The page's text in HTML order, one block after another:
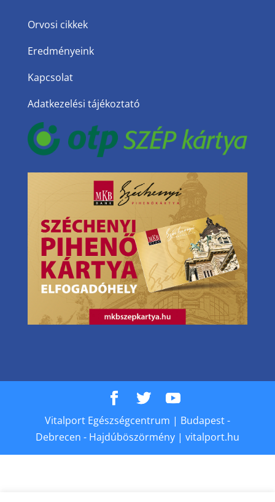
Orvosi cikkek
Eredményeink
Kapcsolat
Adatkezelési tájékoztató
Vitalport Egészségcentrum | Budapest -
Debrecen - Hajdúböszörmény | vitalport.hu